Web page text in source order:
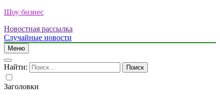
Шоу бизнес
Новостная рассылка
Случайные новости
Меню
Найти:
Заголовки